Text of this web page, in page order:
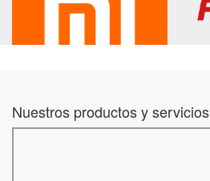
Nuestros productos y servicios